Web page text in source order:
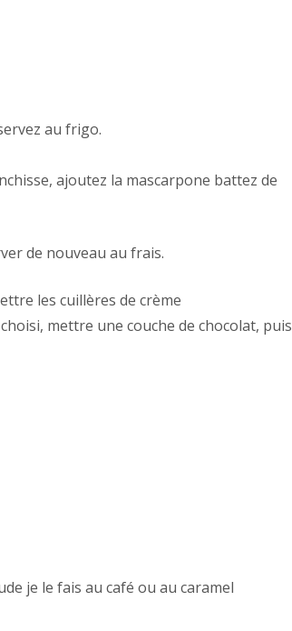
au frigo.
ajoutez la mascarpone battez de
de nouveau au frais.
les cuillères de crème
mettre une couche de chocolat, puis
je le fais au café ou au caramel